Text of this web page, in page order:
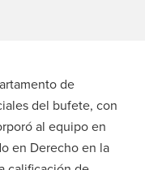
de
del bufete, con
al equipo en
en Derecho en la